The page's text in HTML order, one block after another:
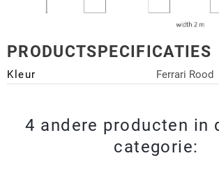
PRODUCTSPECIFICATIES
Kleur Ferrari Rood
4 andere producten in
categorie: